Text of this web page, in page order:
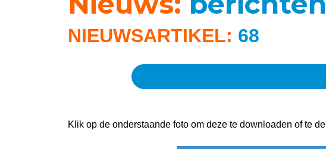
NIEUWSARTIKEL: 68
Klik op de onderstaande foto om deze te downloaden of te